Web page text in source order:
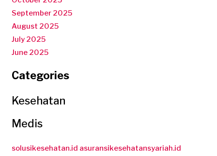
September 2025
August 2025
July 2025
June 2025
Categories
Kesehatan
Medis
solusikesehatan.id asuransikesehatansyariah.id